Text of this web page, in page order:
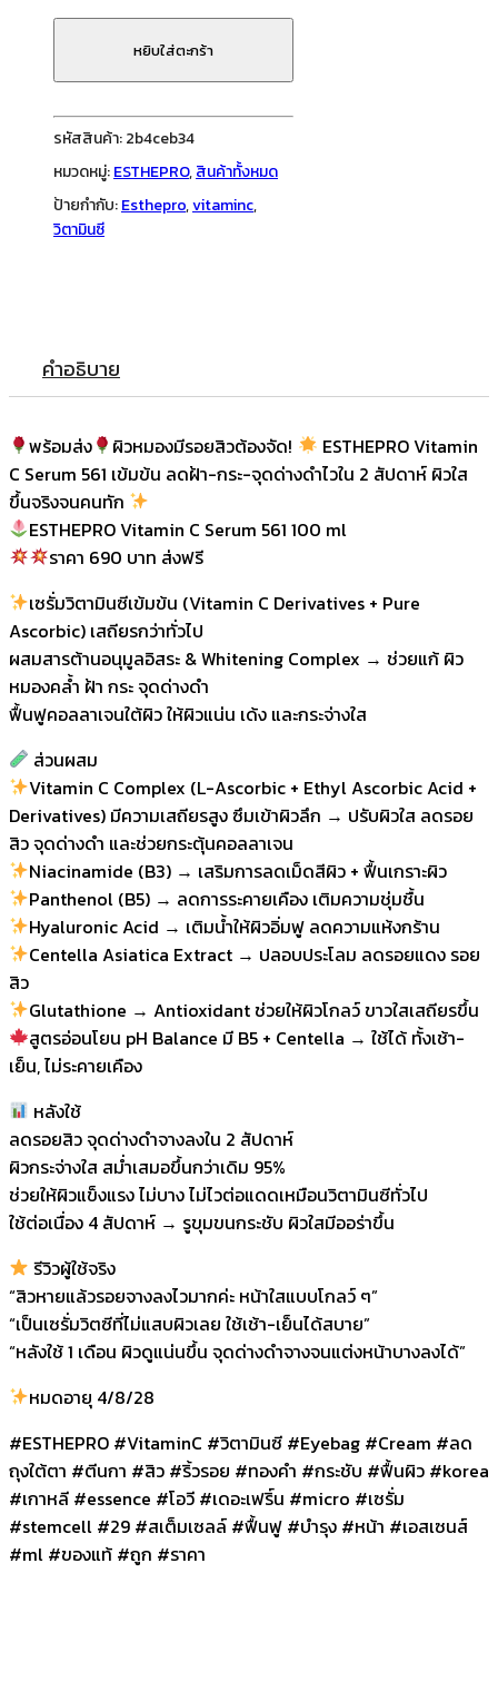
C
Serum
561
ml
หยิบใส่ตะกร้า
รหัสสินค้า:2b4ceb34
หมวดหมู่:ESTHEPRO,สินค้าทั้งหมด
ป้ายกำกับ:Esthepro,vitaminc,
วิตามินซี
คำอธิบาย
พร้อมส่ง ผิวหมองมีรอยสิวต้องจัด!
ESTHEPRO Vitamin
C Serum 561 เข้มข้น ลดฝ้า-กระ-จุดด่างดำไวใน 2 สัปดาห์ ผิวใส
ขึ้นจริงจนคนทัก
ESTHEPRO Vitamin C Serum 561 100 ml
ราคา 690 บาท ส่งฟรี
เซรั่มวิตามินซีเข้มข้น (Vitamin C Derivatives + Pure
Ascorbic) เสถียรกว่าทั่วไป
ผสมสารต้านอนุมูลอิสระ & Whitening Complex → ช่วยแก้ ผิว
หมองคล้ำ ฝ้า กระ จุดด่างดำ
ฟื้นฟูคอลลาเจนใต้ผิว ให้ผิวแน่น เด้ง และกระจ่างใส
ส่วนผสม
Vitamin C Complex (L-Ascorbic + Ethyl Ascorbic Acid +
Derivatives) มีความเสถียรสูง ซึมเข้าผิวลึก → ปรับผิวใส ลดรอย
สิว จุดด่างดำ และช่วยกระตุ้นคอลลาเจน
Niacinamide (B3) → เสริมการลดเม็ดสีผิว + ฟื้นเกราะผิว
Panthenol (B5) → ลดการระคายเคือง เติมความชุ่มชื้น
Hyaluronic Acid → เติมน้ำให้ผิวอิ่มฟู ลดความแห้งกร้าน
Centella Asiatica Extract → ปลอบประโลม ลดรอยแดง รอย
สิว
Glutathione → Antioxidant ช่วยให้ผิวโกลว์ ขาวใสเสถียรขึ้น
สูตรอ่อนโยน pH Balance มี B5 + Centella → ใช้ได้ ทั้งเช้า-
เย็น, ไม่ระคายเคือง
หลังใช้
ลดรอยสิว จุดด่างดำจางลงใน 2 สัปดาห์
ผิวกระจ่างใส สม่ำเสมอขึ้นกว่าเดิม 95%
ช่วยให้ผิวแข็งแรง ไม่บาง ไม่ไวต่อแดดเหมือนวิตามินซีทั่วไป
ใช้ต่อเนื่อง 4 สัปดาห์ → รูขุมขนกระชับ ผิวใสมีออร่าขึ้น
รีวิวผู้ใช้จริง
“สิวหายแล้วรอยจางลงไวมากค่ะ หน้าใสแบบโกลว์ ๆ”
“เป็นเซรั่มวิตซีที่ไม่แสบผิวเลย ใช้เช้า-เย็นได้สบาย”
“หลังใช้ 1 เดือน ผิวดูแน่นขึ้น จุดด่างดำจางจนแต่งหน้าบางลงได้”
หมดอายุ 4/8/28
#ESTHEPRO #VitaminC #วิตามินซี #Eyebag #Cream #ลด
ถุงใต้ตา #ตีนกา #สิว #ริ้วรอย #ทองคำ #กระชับ #ฟื้นผิว #korea
#เกาหลี #essence #โอวี #เดอะเฟริ์น #micro #เซรั่ม
#stemcell #29 #สเต็มเซลล์ #ฟื้นฟู #บำรุง #หน้า #เอสเซนส์
#ml #ของแท้ #ถูก #ราคา